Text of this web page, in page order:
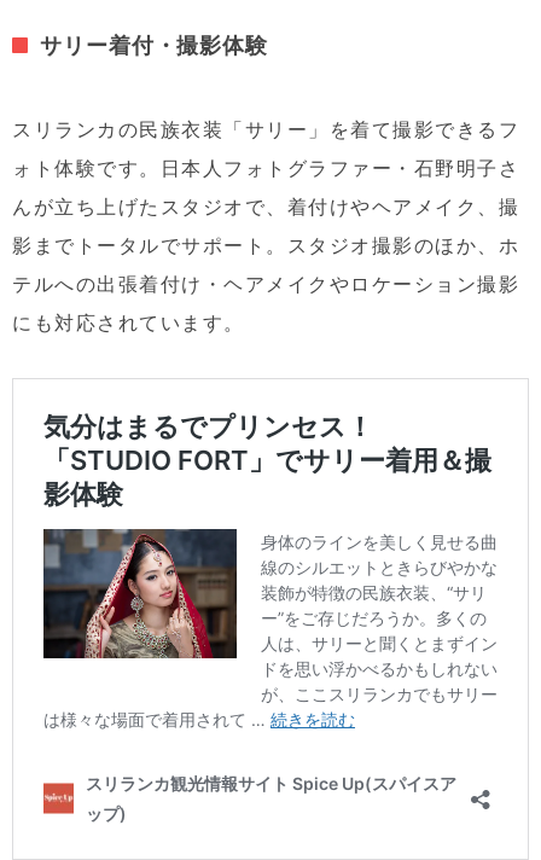
サリー着付・撮影体験
スリランカの民族衣装「サリー」を着て撮影できるフ
ォト体験です。日本人フォトグラファー・石野明子さ
んが立ち上げたスタジオで、着付けやヘアメイク、撮
影までトータルでサポート。スタジオ撮影のほか、ホ
テルへの出張着付け・ヘアメイクやロケーション撮影
にも対応されています。